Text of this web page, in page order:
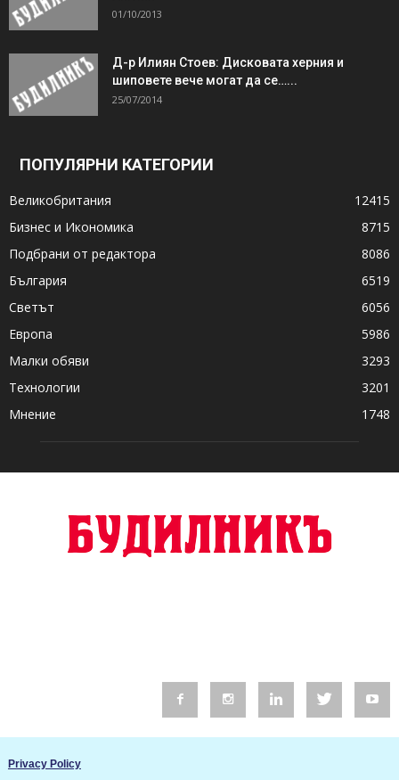
01/10/2013
Д-р Илиян Стоев: Дисковата херния и
шиповете вече могат да се…...
25/07/2014
ПОПУЛЯРНИ КАТЕГОРИИ
Великобритания
12415
Бизнес и Икономика
8715
Подбрани от редактора
8086
България
6519
Светът
6056
Европа
5986
Малки обяви
3293
Технологии
3201
Мнение
1748
Privacy Policy